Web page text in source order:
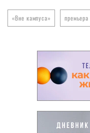
«Вне кампуса» премьера